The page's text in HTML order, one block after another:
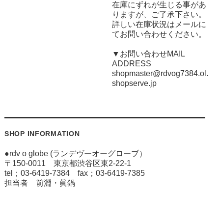
在庫にずれが生じる事があ
りますが、ご了承下さい。
詳しい在庫状況はメールに
てお問い合わせください。
▼お問い合わせMAIL
ADDRESS
shopmaster@rdvog7384.ol.
shopserve.jp
SHOP INFORMATION
●rdv o globe (ランデヴーオーグローブ）
〒150-0011 東京都渋谷区東2-22-1
tel；03-6419-7384 fax；03-6419-7385
担当者 前淵・眞鍋